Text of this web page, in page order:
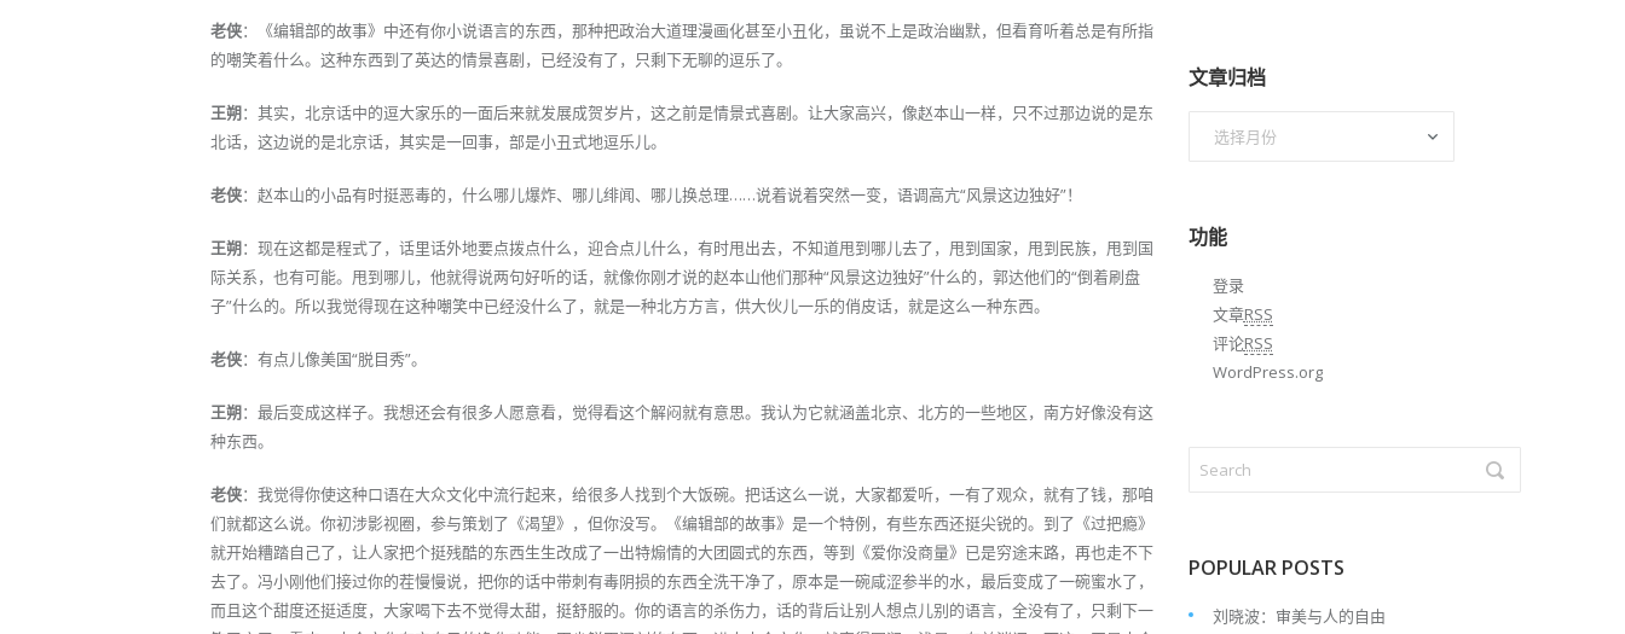
老侠：《编辑部的故事》中还有你小说语言的东西，那种把政治大道理漫画化甚至小丑化，虽说不上是政治幽默，但看育听着总是有所指
的嘲笑着什么。这种东西到了英达的情景喜剧，已经没有了，只剩下无聊的逗乐了。
王朔：其实，北京话中的逗大家乐的一面后来就发展成贺岁片，这之前是情景式喜剧。让大家高兴，像赵本山一样，只不过那边说的是东
北话，这边说的是北京话，其实是一回事，部是小丑式地逗乐儿。
老侠：赵本山的小品有时挺恶毒的，什么哪儿爆炸、哪儿绯闻、哪儿换总理……说着说着突然一变，语调高亢“风景这边独好”！
王朔：现在这都是程式了，话里话外地要点拨点什么，迎合点儿什么，有时甩出去，不知道甩到哪儿去了，甩到国家，甩到民族，甩到国
际关系，也有可能。甩到哪儿，他就得说两句好听的话，就像你刚才说的赵本山他们那种“风景这边独好”什么的，郭达他们的“倒着刷盘
子”什么的。所以我觉得现在这种嘲笑中已经没什么了，就是一种北方方言，供大伙儿一乐的俏皮话，就是这么一种东西。
老侠：有点儿像美国“脱目秀”。
王朔：最后变成这样子。我想还会有很多人愿意看，觉得看这个解闷就有意思。我认为它就涵盖北京、北方的一些地区，南方好像没有这
种东西。
老侠：我觉得你使这种口语在大众文化中流行起来，给很多人找到个大饭碗。把话这么一说，大家都爱听，一有了观众，就有了钱，那咱
们就都这么说。你初涉影视圈，参与策划了《渴望》，但你没写。《编辑部的故事》是一个特例，有些东西还挺尖锐的。到了《过把瘾》
就开始糟踏自己了，让人家把个挺残酷的东西生生改成了一出特煽情的大团圆式的东西，等到《爱你没商量》已是穷途末路，再也走不下
去了。冯小刚他们接过你的茬慢慢说，把你的话中带刺有毒阴损的东西全洗干净了，原本是一碗咸涩参半的水，最后变成了一碗蜜水了，
而且这个甜度还挺适度，大家喝下去不觉得太甜，挺舒服的。你的语言的杀伤力，话的背后让别人想点儿别的语言，全没有了，只剩下一
文章归档
功能
登录
文章RSS
评论RSS
WordPress.org
POPULAR POSTS
刘晓波：审美与人的自由